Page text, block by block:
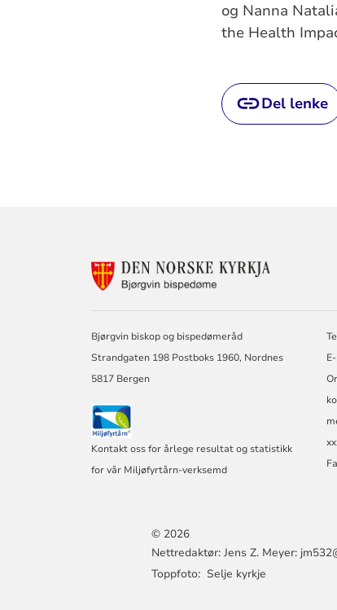
og Nanna
the Health
Del lenke
Bjørgvin biskop og bispedømeråd
Strandgaten 198 Postboks 1960, Nordnes
5817 Bergen
Kontakt oss for årlege resultat og statistikk
for vår Miljøfyrtårn-verksemd
© 2026
Nettredaktør: Jens Z. Meyer:
Toppfoto: Selje kyrkje